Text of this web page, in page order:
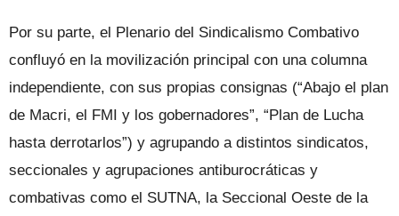
Por su parte, el Plenario del Sindicalismo Combativo
confluyó en la movilización principal con una columna
independiente, con sus propias consignas (“Abajo el plan
de Macri, el FMI y los gobernadores”, “Plan de Lucha
hasta derrotarlos”) y agrupando a distintos sindicatos,
seccionales y agrupaciones antiburocráticas y
combativas como el SUTNA, la Seccional Oeste de la